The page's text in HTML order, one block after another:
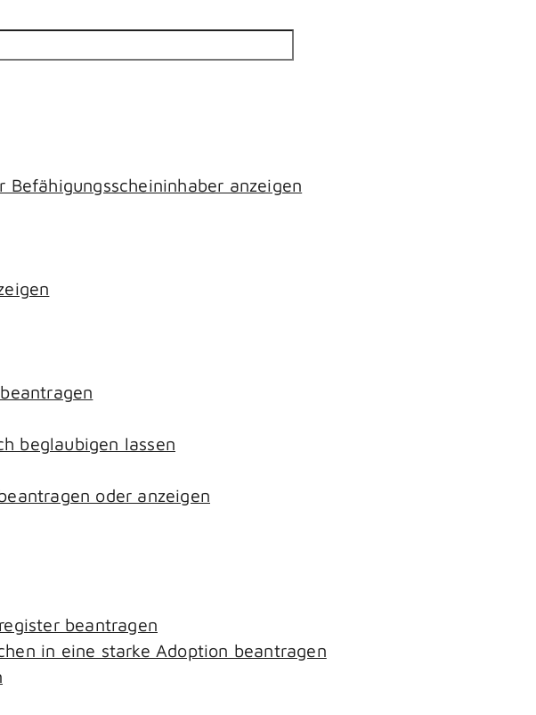
anzeigen
beglaubigen lassen
oder anzeigen
beantragen
in eine starke Adoption beantragen